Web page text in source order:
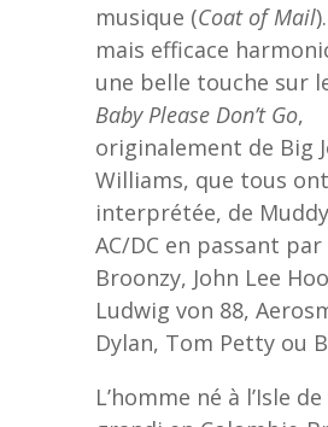
musique (Coat of Mail
mais efficace
une belle touche sur
Baby Please Don’t Go,
originalement de Big
Williams, que tous ont
interprétée, de
AC/DC en passant
Broonzy, John Lee
Ludwig von 88,
Dylan, Tom Petty ou
L’homme né à l’Isle